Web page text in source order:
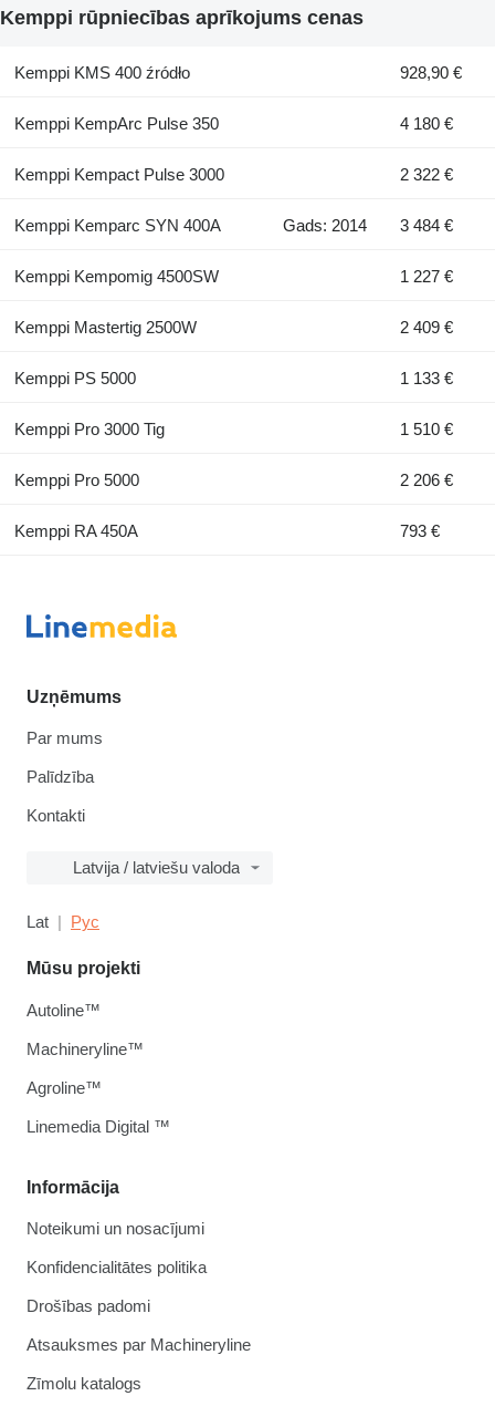
Kemppi rūpniecības aprīkojums cenas
Kemppi KMS 400 źródło 928,90 €
Kemppi KempArc Pulse 350 4 180 €
Kemppi Kempact Pulse 3000 2 322 €
Kemppi Kemparc SYN 400A Gads: 2014 3 484 €
Kemppi Kempomig 4500SW 1 227 €
Kemppi Mastertig 2500W 2 409 €
Kemppi PS 5000 1 133 €
Kemppi Pro 3000 Tig 1 510 €
Kemppi Pro 5000 2 206 €
Kemppi RA 450A 793 €
Uzņēmums
Par mums
Palīdzība
Kontakti
Latvija / latviešu valoda
Lat Рус
Informācija
Noteikumi un nosacījumi
Konfidencialitātes politika
Drošības padomi
Atsauksmes par Machineryline
Zīmolu katalogs
Mūsu projekti
Autoline™
Machineryline™
Agroline™
Linemedia Digital ™